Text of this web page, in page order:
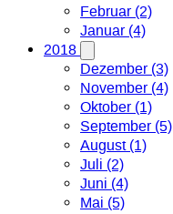
Februar (2)
Januar (4)
2018
Dezember (3)
November (4)
Oktober (1)
September (5)
August (1)
Juli (2)
Juni (4)
Mai (5)